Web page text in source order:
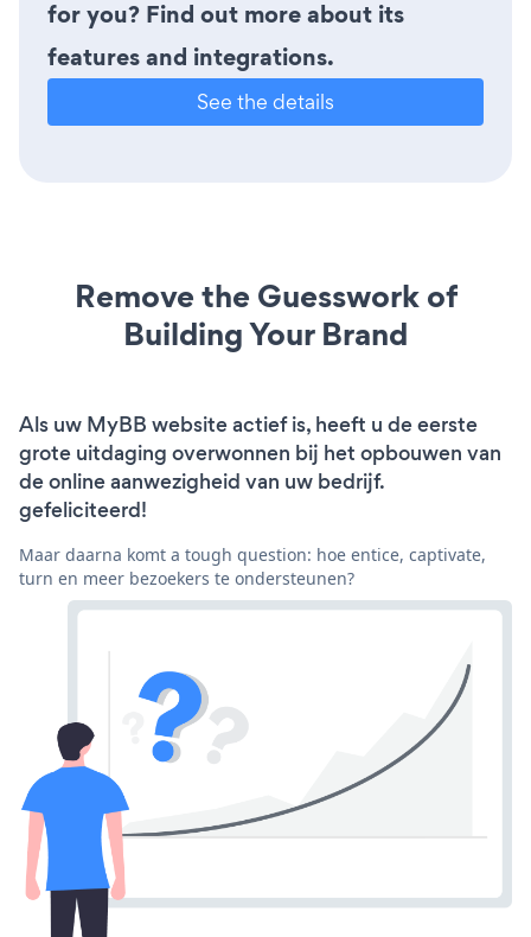
for you? Find out more about its
features and integrations.
See the details
Remove the Guesswork of
Building Your Brand
Als uw MyBB website actief is, heeft u de eerste
grote uitdaging overwonnen bij het opbouwen van
de online aanwezigheid van uw bedrijf.
gefeliciteerd!
Maar daarna komt a tough question: hoe entice, captivate,
turn en meer bezoekers te ondersteunen?